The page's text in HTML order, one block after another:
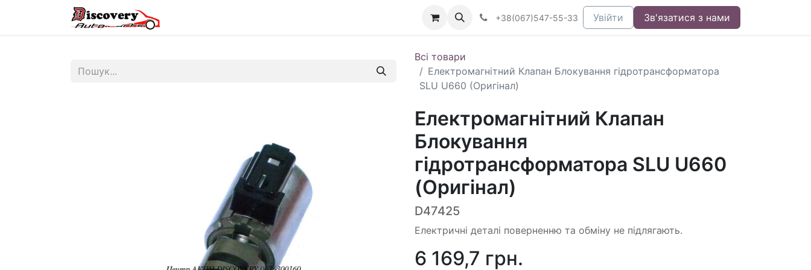
+38(067)547-55-33 Увійти Зв'язатися з нами
Всі товари
Електромагнітний Клапан Блокування гідротрансформатора
SLU U660 (Оригінал)
Електромагнітний Клапан
Блокування
гідротрансформатора SLU U660
(Оригінал)
D47425
Електричні деталі поверненню та обміну не підлягають.
6 169,7 грн.